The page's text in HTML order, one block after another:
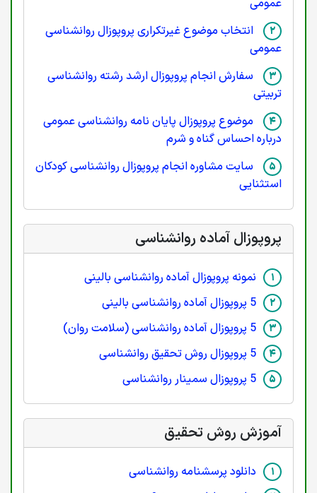
عمومی
انتخاب موضوع غیرتکراری پروپوزال روانشناسی
عمومی
سفارش انجام پروپوزال ارشد رشته روانشناسی
تربیتی
موضوع پروپوزال پایان نامه روانشناسی عمومی
درباره احساس گناه و شرم
سایت مشاوره انجام پروپوزال روانشناسی کودکان
استثنایی
پروپوزال آماده روانشناسی
نمونه پروپوزال آماده روانشناسی بالینی
5 پروپوزال آماده روانشناسی بالینی
5 پروپوزال آماده روانشناسی (سلامت روان)
5 پروپوزال روش تحقیق روانشناسی
5 پروپوزال سمینار روانشناسی
آموزش روش تحقیق
دانلود پرسشنامه روانشناسی